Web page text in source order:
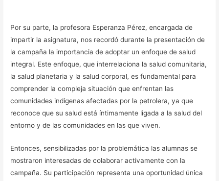
Por su parte, la profesora Esperanza Pérez, encargada de
impartir la asignatura, nos recordó durante la presentación de
la campaña la importancia de adoptar un enfoque de salud
integral. Este enfoque, que interrelaciona la salud comunitaria,
la salud planetaria y la salud corporal, es fundamental para
comprender la compleja situación que enfrentan las
comunidades indígenas afectadas por la petrolera, ya que
reconoce que su salud está íntimamente ligada a la salud del
entorno y de las comunidades en las que viven.
Entonces, sensibilizadas por la problemática las alumnas se
mostraron interesadas de colaborar activamente con la
campaña. Su participación representa una oportunidad única